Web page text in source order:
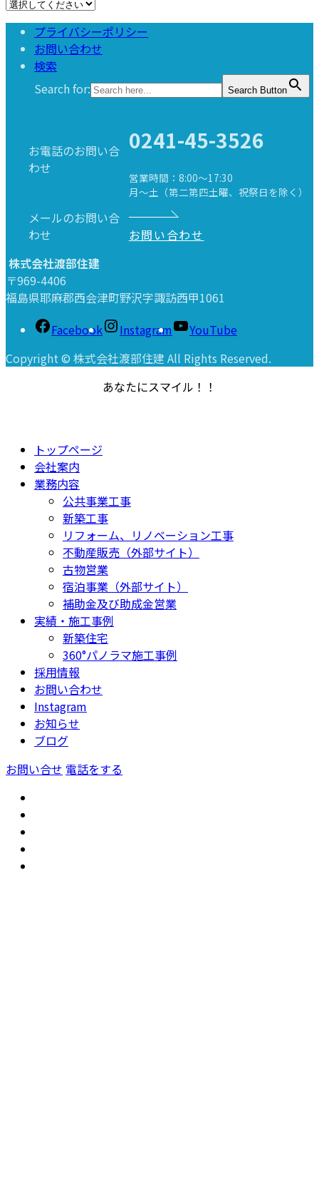
プライバシーポリシー
お問い合わせ
検索
Search for:
Search Button
お電話のお問い合
わせ
0241-45-3526
営業時間：8:00～17:30
月～土（第二第四土曜、祝祭日を除く）
メールのお問い合
わせ
お問い合わせ
株式会社渡部住建
〒969-4406
福島県耶麻郡西会津町野沢字諏訪西甲1061
Facebook
Instagram
YouTube
Copyright © 株式会社渡部住建 All Rights Reserved.
あなたにスマイル！！
トップページ
会社案内
業務内容
公共事業工事
新築工事
リフォーム、リノベーション工事
不動産販売（外部サイト）
古物営業
宿泊事業（外部サイト）
補助金及び助成金営業
実績・施工事例
新築住宅
360°パノラマ施工事例
採用情報
お問い合わせ
Instagram
お知らせ
ブログ
お問い合せ 電話をする